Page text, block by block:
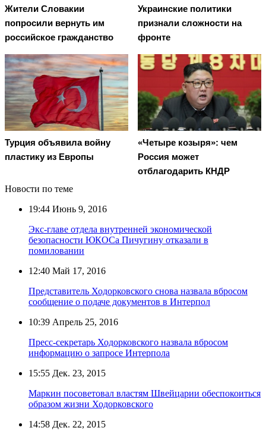
Жители Словакии
попросили вернуть им
российское гражданство
Украинские политики
признали сложности на
фронте
Турция объявила войну
пластику из Европы
«Четыре козыря»: чем
Россия может
отблагодарить КНДР
Новости по теме
19:44 Июнь 9, 2016
Экс-главе отдела внутренней экономической
безопасности ЮКОСа Пичугину отказали в
помиловании
12:40 Май 17, 2016
Представитель Ходорковского снова назвала вбросом
сообщение о подаче документов в Интерпол
10:39 Апрель 25, 2016
Пресс-секретарь Ходорковского назвала вбросом
информацию о запросе Интерпола
15:55 Дек. 23, 2015
Маркин посоветовал властям Швейцарии обеспокоиться
образом жизни Ходорковского
14:58 Дек. 22, 2015